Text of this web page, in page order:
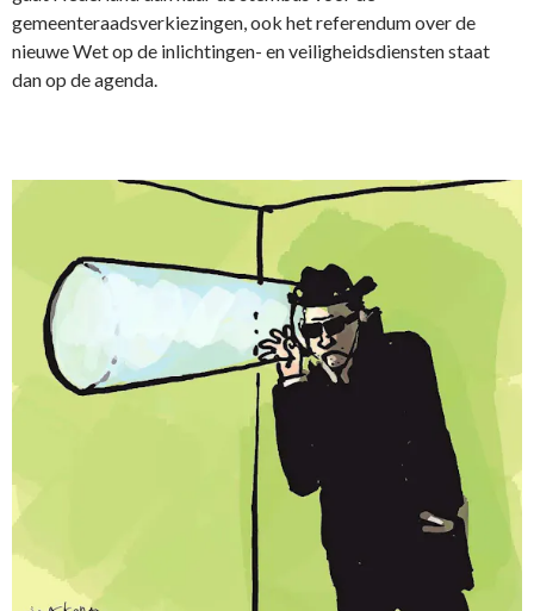
gemeenteraadsverkiezingen, ook het referendum over de
nieuwe Wet op de inlichtingen- en veiligheidsdiensten staat
dan op de agenda.